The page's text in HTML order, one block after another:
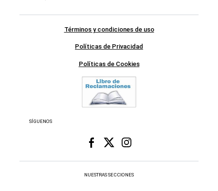
Términos y condiciones de uso
Políticas de Privacidad
Políticas de Cookies
SÍGUENOS
NUESTRAS SECCIONES